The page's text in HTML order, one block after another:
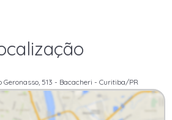
Geronasso, 513 - Bacacheri - Curitiba/PR